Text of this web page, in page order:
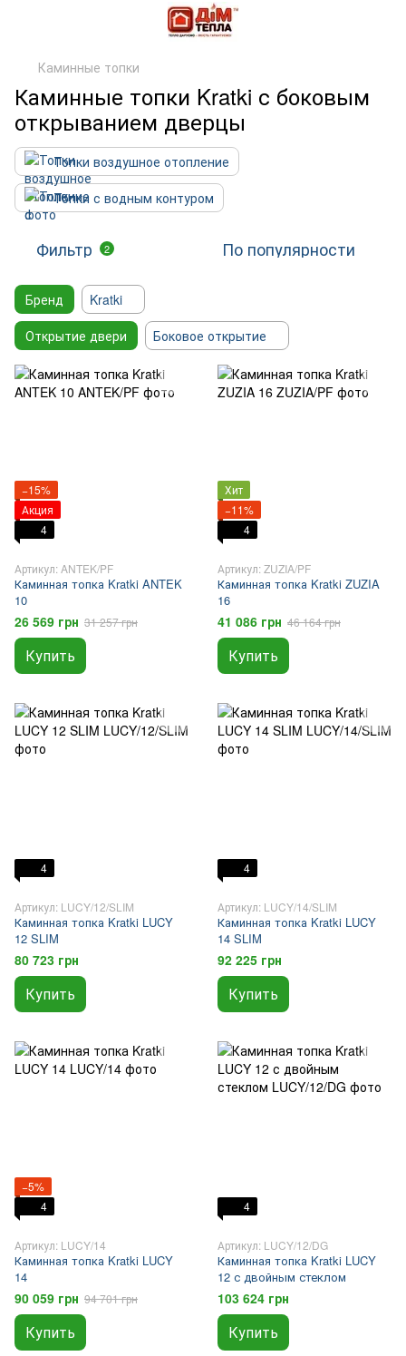
Каминные топки
Каминные топки Kratki с боковым
открыванием дверцы
Топки воздушное отопление
Топки с водным контуром
Фильтр 2 По популярности
Бренд
Kratki
Открытие двери
Боковое открытие
−15%
Акция
4
Артикул: ANTEK/PF
Каминная топка Kratki ANTEK
10
26 569 грн 31 257 грн
Купить
Хит
−11%
4
Артикул: ZUZIA/PF
Каминная топка Kratki ZUZIA
16
41 086 грн 46 164 грн
Купить
4
Артикул: LUCY/12/SLIM
Каминная топка Kratki LUCY
12 SLIM
80 723 грн
Купить
4
Артикул: LUCY/14/SLIM
Каминная топка Kratki LUCY
14 SLIM
92 225 грн
Купить
−5%
4
Артикул: LUCY/14
Каминная топка Kratki LUCY
14
90 059 грн 94 701 грн
Купить
4
Артикул: LUCY/12/DG
Каминная топка Kratki LUCY
12 с двойным стеклом
103 624 грн
Купить